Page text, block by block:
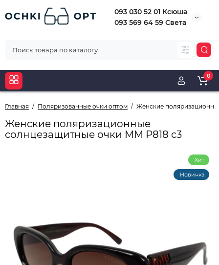
093 030 52 01 Ксюша
093 569 64 59 Света
0
Главная Поляризованные очки оптом Женские
Женские поляризационные
солнцезащитные очки MM P818 c3
Хит
Новинка